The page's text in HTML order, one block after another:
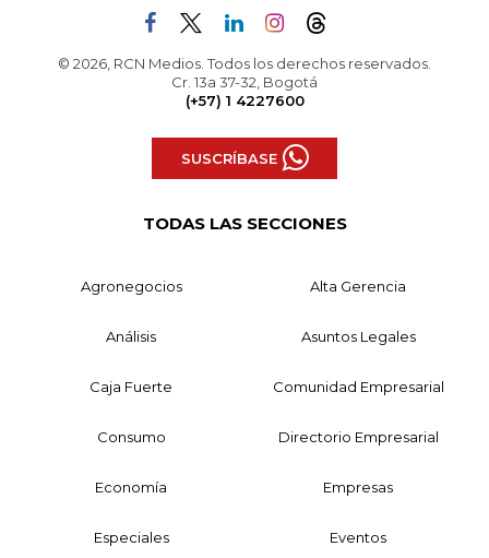
© 2026, RCN Medios. Todos los derechos reservados.
Cr. 13a 37-32, Bogotá
(+57) 1 4227600
SUSCRÍBASE
TODAS LAS SECCIONES
Agronegocios Alta Gerencia
Análisis Asuntos Legales
Caja Fuerte Comunidad Empresarial
Consumo Directorio Empresarial
Economía Empresas
Especiales Eventos